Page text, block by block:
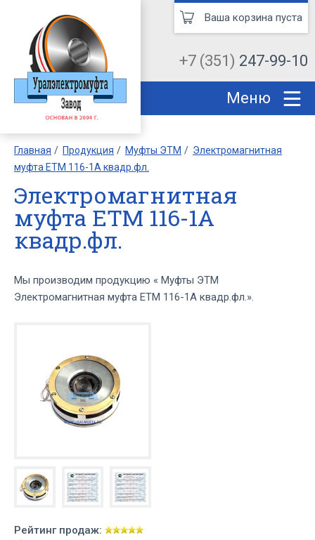
+7 (351) 247-99-10
Ваша корзина пуста
Меню
Главная Продукция Муфты ЭТМ
Электромагнитная
муфта ЕТМ 116-1А квадр.фл.
Электромагнитная
муфта ЕТМ 116-1А
квадр.фл.
Мы производим продукцию « Муфты ЭТМ
Электромагнитная муфта ЕТМ 116-1А квадр.фл.».
Рейтинг продаж: